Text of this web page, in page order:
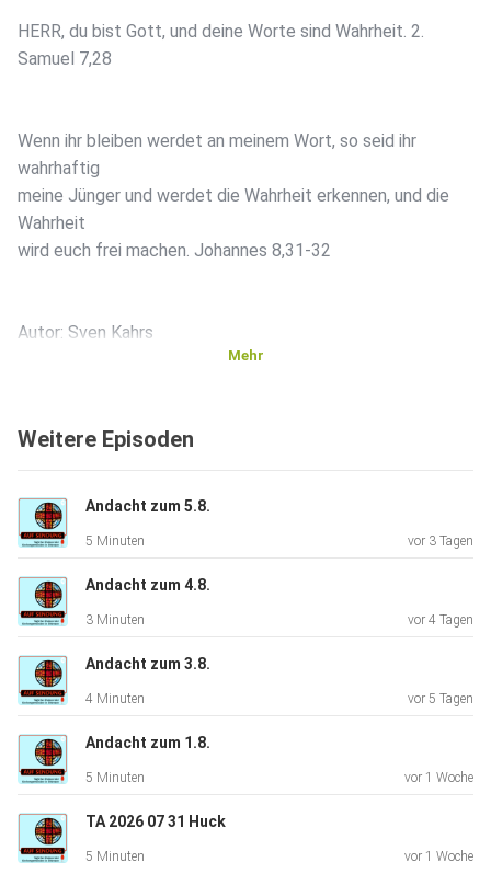
HERR, du bist Gott, und deine Worte sind Wahrheit. 2.
Samuel 7,28
Wenn ihr bleiben werdet an meinem Wort, so seid ihr
wahrhaftig
meine Jünger und werdet die Wahrheit erkennen, und die
Wahrheit
wird euch frei machen. Johannes 8,31-32
Autor: Sven Kahrs
Mehr
Weitere Episoden
Andacht zum 5.8.
5 Minuten vor 3 Tagen
Andacht zum 4.8.
3 Minuten vor 4 Tagen
Andacht zum 3.8.
4 Minuten vor 5 Tagen
Andacht zum 1.8.
5 Minuten vor 1 Woche
TA 2026 07 31 Huck
5 Minuten vor 1 Woche